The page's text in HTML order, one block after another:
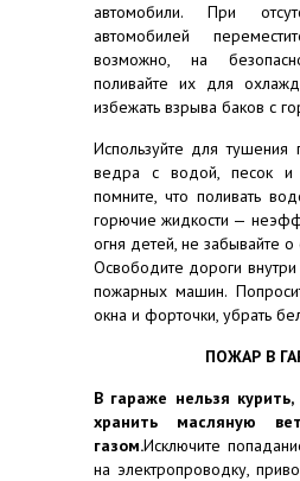
автомобили. При
автомобилей
возможно, на
поливайте их для
избежать взрыва баков с
Используйте для тушения
ведра с водой, песок и
помните, что поливать
горючие жидкости —
огня детей, не забывайте о
Освободите дороги
пожарных машин.
окна и форточки, убрать
ПОЖАР В
В гараже нельзя
хранить масляную
газом.Исключите
на электропроводку,